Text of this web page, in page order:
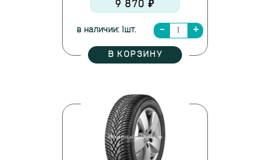
9 870 ₽
в наличии: 1шт.
В КОРЗИНУ